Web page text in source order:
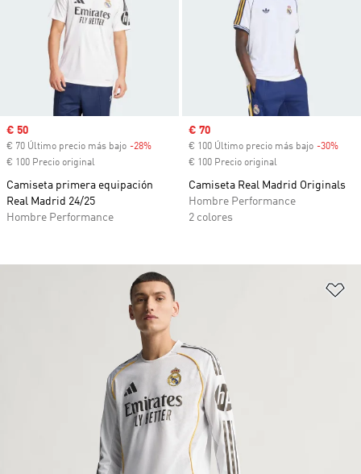
Precio de venta
€ 50
€ 70 Último precio más bajo -28% Descuento
€ 100 Precio original
Camiseta primera equipación
Real Madrid 24/25
Hombre Performance
Precio de venta
€ 70
€ 100 Último precio más bajo -30%
€ 100 Precio original
Camiseta Real Madrid Originals
Hombre Performance
2 colores